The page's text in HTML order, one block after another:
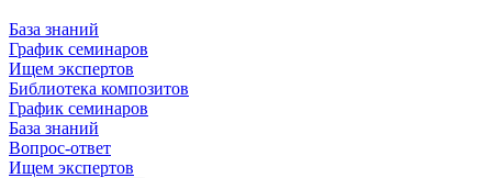
База знаний
График семинаров
Ищем экспертов
Библиотека композитов
График семинаров
База знаний
Вопрос-ответ
Ищем экспертов